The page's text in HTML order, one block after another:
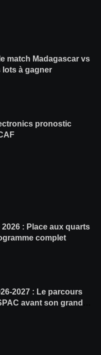
match Madagascar vs
lots à gagner
pronostic
: Place aux quarts
complet
2027 : Le parcours
avant son grand